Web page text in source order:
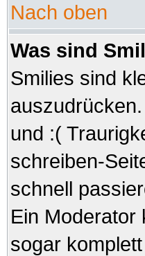
Nach oben
Was sind
Smilies sind
und :(
schreiben-
schnell
Ein Moderator
sogar